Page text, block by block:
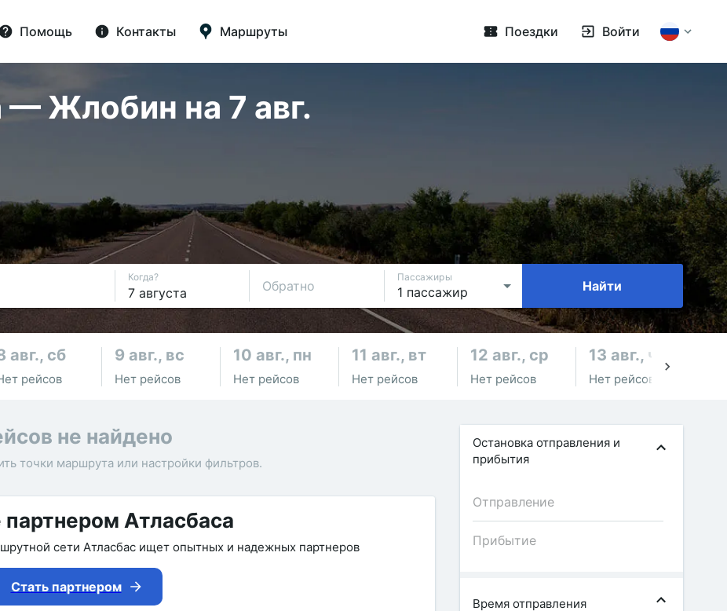
Помощь Контакты Маршруты Поездки Войти
Жлобин на 7 авг.
Когда?
Обратно
Пассажиры
Найти
авг., сб
рейсов
9 авг., вс
Нет рейсов
10 авг., пн
Нет рейсов
11 авг., вт
Нет рейсов
12 авг., ср
Нет рейсов
13 авг., чт
Нет рейсов
не найдено
точки маршрута или настройки фильтров.
партнером Атласбаса
сети Атласбас ищет опытных и надежных партнеров
Стать партнером
Остановка отправления и
прибытия
Время отправления